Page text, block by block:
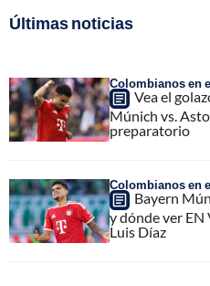
Últimas noticias
Colombianos en
Vea el
Múnich vs.
preparatorio
Colombianos en
Bayern
y dónde ver
Luis Díaz